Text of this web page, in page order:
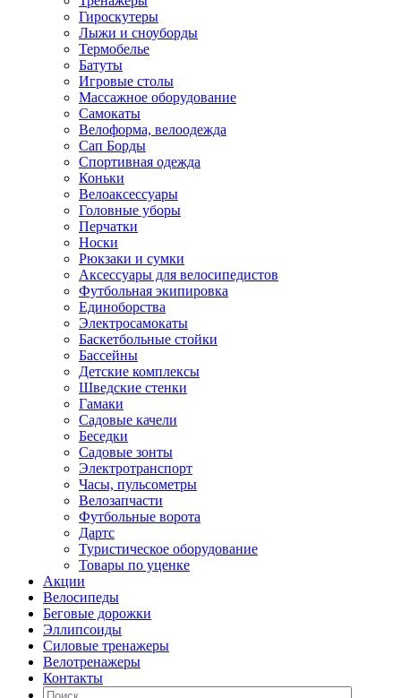
Гироскутеры
Лыжи и сноуборды
Термобелье
Батуты
Игровые столы
Массажное оборудование
Самокаты
Велоформа, велоодежда
Сап Борды
Спортивная одежда
Коньки
Велоаксессуары
Головные уборы
Перчатки
Носки
Рюкзаки и сумки
Аксессуары для велосипедистов
Футбольная экипировка
Единоборства
Электросамокаты
Баскетбольные стойки
Бассейны
Детские комплексы
Шведские стенки
Гамаки
Садовые качели
Беседки
Садовые зонты
Электротранспорт
Часы, пульсометры
Велозапчасти
Футбольные ворота
Дартс
Туристическое оборудование
Товары по уценке
Акции
Велосипеды
Беговые дорожки
Эллипсоиды
Силовые тренажеры
Велотренажеры
Контакты